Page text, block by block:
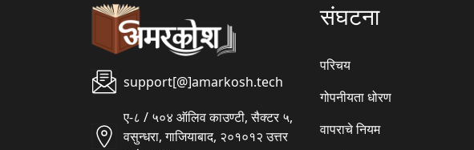
support[@]amarkosh.tech
ए-८ / ५०४ ऑलिव काउण्टी, सैक्टर ५,
वसुन्धरा, गाजियाबाद, २०१०१२ उत्तर
संघटना
परिचय
गोपनीयता धोरण
वापराचे नियम